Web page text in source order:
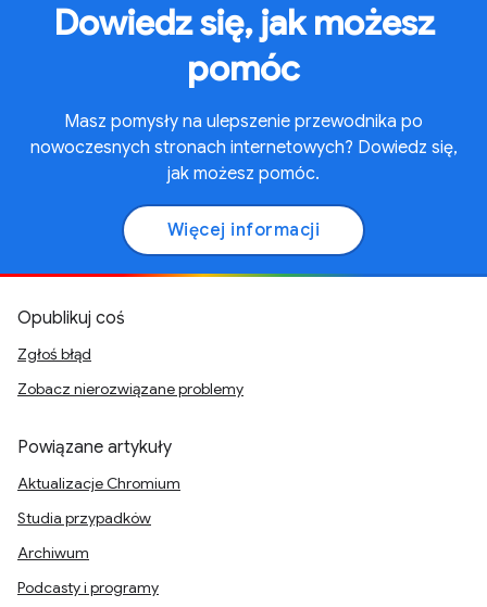
Dowiedz się, jak możesz
pomóc
Masz pomysły na ulepszenie przewodnika po
nowoczesnych stronach internetowych? Dowiedz się,
jak możesz pomóc.
Więcej informacji
Opublikuj coś
Zgłoś błąd
Zobacz nierozwiązane problemy
Powiązane artykuły
Aktualizacje Chromium
Studia przypadków
Archiwum
Podcasty i programy